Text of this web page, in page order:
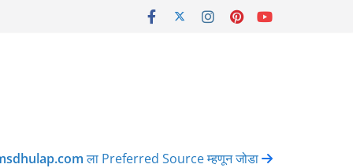
ला Preferred Source म्हणून जोडा